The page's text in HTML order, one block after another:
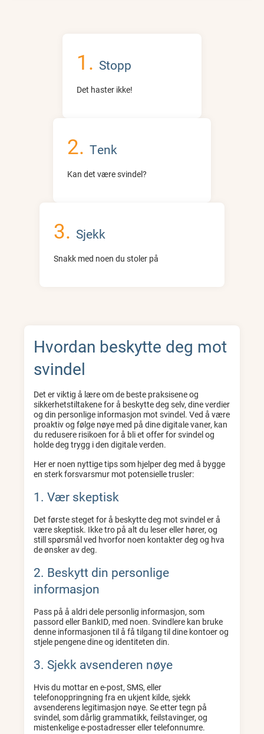
Stopp
Det haster ikke!
Tenk
Kan det være svindel?
Sjekk
Snakk med noen du stoler på
Hvordan beskytte deg mot
svindel
Det er viktig å lære om de beste praksisene og
sikkerhetstiltakene for å beskytte deg selv, dine verdier
og din personlige informasjon mot svindel. Ved å være
proaktiv og følge nøye med på dine digitale vaner, kan
du redusere risikoen for å bli et offer for svindel og
holde deg trygg i den digitale verden.
Her er noen nyttige tips som hjelper deg med å bygge
en sterk forsvarsmur mot potensielle trusler:
1. Vær skeptisk
Det første steget for å beskytte deg mot svindel er å
være skeptisk. Ikke tro på alt du leser eller hører, og
still spørsmål ved hvorfor noen kontakter deg og hva
de ønsker av deg.
2. Beskytt din personlige
informasjon
Pass på å aldri dele personlig informasjon, som
passord eller BankID, med noen. Svindlere kan bruke
denne informasjonen til å få tilgang til dine kontoer og
stjele pengene dine og identiteten din.
3. Sjekk avsenderen nøye
Hvis du mottar en e-post, SMS, eller
telefonoppringning fra en ukjent kilde, sjekk
avsenderens legitimasjon nøye. Se etter tegn på
svindel, som dårlig grammatikk, feilstavinger, og
mistenkelige e-postadresser eller telefonnumre.